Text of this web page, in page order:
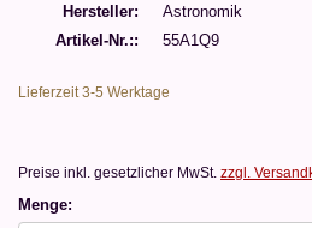
Hersteller
Astronomik
Artikel-Nr.:
55A1Q9
Lieferzeit 3-5 Werktage
Preise inkl. gesetzlicher MwSt. zzgl.
Menge: